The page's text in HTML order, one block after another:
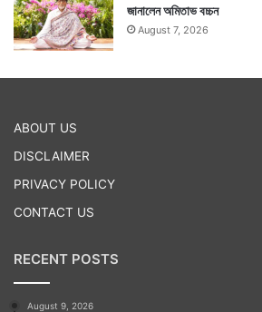
জানালেন অমিতাভ বচ্চন
August 7, 2026
ABOUT US
DISCLAIMER
PRIVACY POLICY
CONTACT US
RECENT POSTS
August 9, 2026